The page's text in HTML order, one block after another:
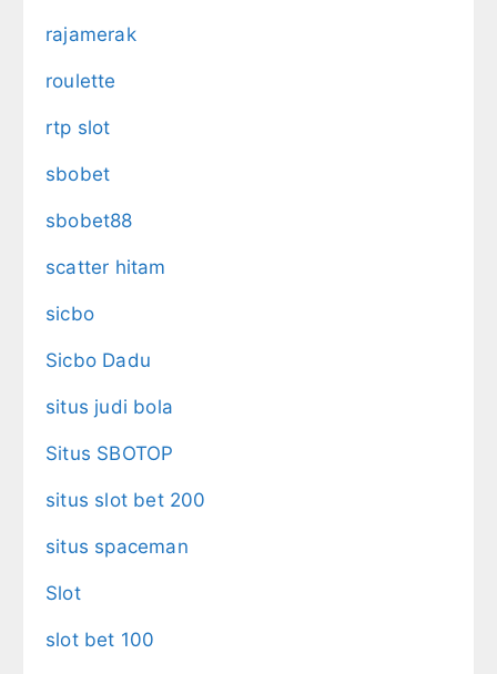
rajamerak
roulette
rtp slot
sbobet
sbobet88
scatter hitam
sicbo
Sicbo Dadu
situs judi bola
Situs SBOTOP
situs slot bet 200
situs spaceman
Slot
slot bet 100